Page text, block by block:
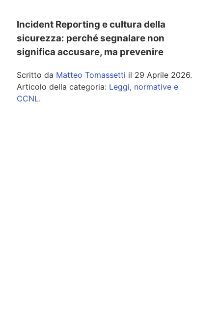
Incident Reporting e cultura della
sicurezza: perché segnalare non
significa accusare, ma prevenire
Scritto da Matteo Tomassetti il 29 Aprile 2026.
Articolo della categoria: Leggi, normative e
CCNL.